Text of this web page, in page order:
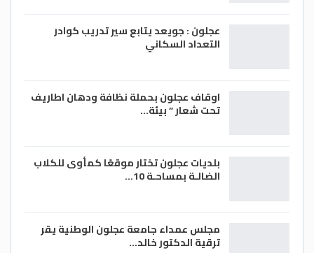
عجلون : جويعد يتابع سير تدريب كوادر
التعداد السكاني
اوقاف عجلون بحملة نظافة ودهان اطاريف
تحت شعار ” بيئة…
بلديات عجلون تختار موقعًا كمأوى للكلاب
الضالـة بمساحـة 10…
مجلس عمداء جامعة عجلون الوطنية يقر
ترقية الدكتور خالد…